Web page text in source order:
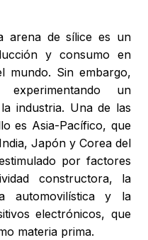
arena de sílice es un
y consumo en
mundo. Sin embargo,
un
industria. Una de las
es Asia-Pacífico, que
Japón y Corea del
por factores
constructora, la
automovilística y la
electrónicos, que
materia prima.